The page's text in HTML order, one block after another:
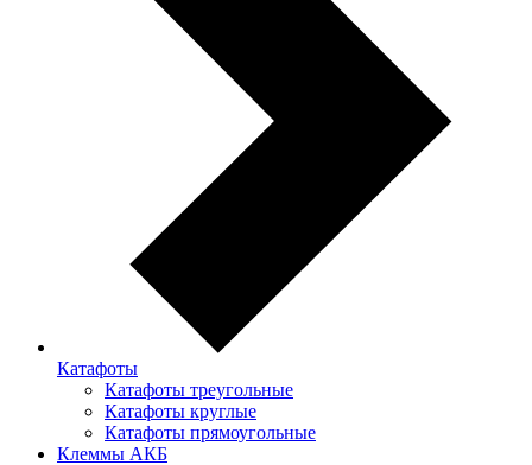
Катафоты
Катафоты треугольные
Катафоты круглые
Катафоты прямоугольные
Клеммы АКБ